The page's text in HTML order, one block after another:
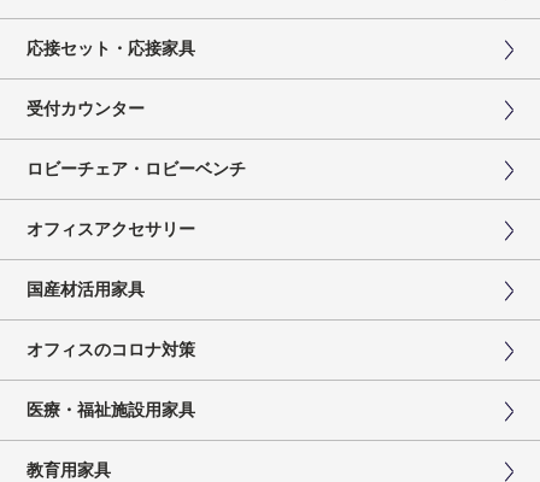
応接セット・応接家具
受付カウンター
ロビーチェア・ロビーベンチ
オフィスアクセサリー
国産材活用家具
オフィスのコロナ対策
医療・福祉施設用家具
教育用家具